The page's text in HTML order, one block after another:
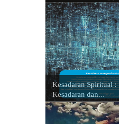
Kesadaran Spiritual :
Kesadaran dan...